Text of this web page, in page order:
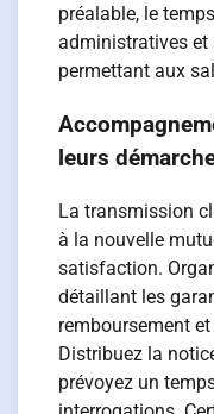
préalable, le
administratives et
permettant aux
leurs
La transmission
à la nouvelle
satisfaction.
détaillant les
remboursement
Distribuez la
prévoyez un